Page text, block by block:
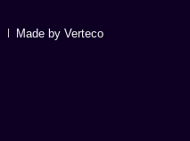
Made by Verteco